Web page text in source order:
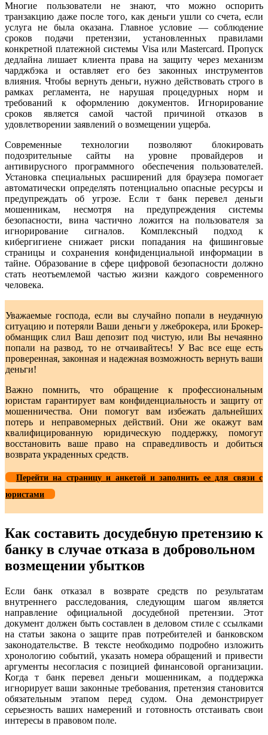
Многие пользователи не знают, что можно оспорить
транзакцию даже после того, как деньги ушли со счета, если
услуга не была оказана. Главное условие — соблюдение
сроков подачи претензии, установленных правилами
конкретной платежной системы Visa или Mastercard. Пропуск
дедлайна лишает клиента права на защиту через механизм
чарджбэка и оставляет его без законных инструментов
влияния. Чтобы вернуть деньги, нужно действовать строго в
рамках регламента, не нарушая процедурных норм и
требований к оформлению документов. Игнорирование
сроков является самой частой причиной отказов в
удовлетворении заявлений о возмещении ущерба.
Современные технологии позволяют блокировать
подозрительные сайты на уровне провайдеров и
антивирусного программного обеспечения пользователей.
Установка специальных расширений для браузера помогает
автоматически определять потенциально опасные ресурсы и
предупреждать об угрозе. Если т банк перевел деньги
мошенникам, несмотря на предупреждения системы
безопасности, вина частично ложится на пользователя за
игнорирование сигналов. Комплексный подход к
кибергигиене снижает риски попадания на фишинговые
страницы и сохранения конфиденциальной информации в
тайне. Образование в сфере цифровой безопасности должно
стать неотъемлемой частью жизни каждого современного
человека.
Уважаемые господа, если вы случайно попали в неудачную
ситуацию и потеряли Ваши деньги у лжеброкера, или Брокер-
обманщик слил Ваш депозит под чистую, или Вы нечаянно
попали на развод, то не отчаивайтесь! У Вас все еще есть
проверенная, законная и надежная возможность вернуть ваши
деньги!
Важно помнить, что обращение к профессиональным
юристам гарантирует вам конфиденциальность и защиту от
мошенничества. Они помогут вам избежать дальнейших
потерь и неправомерных действий. Они же окажут вам
квалифицированную юридическую поддержку, помогут
восстановить ваше право на справедливость и добиться
возврата украденных средств.
Перейти на страницу и анкетой и заполнить ее для связи с
юристами
Как составить досудебную претензию к
банку в случае отказа в добровольном
возмещении убытков
Если банк отказал в возврате средств по результатам
внутреннего расследования, следующим шагом является
направление официальной досудебной претензии. Этот
документ должен быть составлен в деловом стиле с ссылками
на статьи закона о защите прав потребителей и банковском
законодательстве. В тексте необходимо подробно изложить
хронологию событий, указать номера обращений и привести
аргументы несогласия с позицией финансовой организации.
Когда т банк перевел деньги мошенникам, а поддержка
игнорирует ваши законные требования, претензия становится
обязательным этапом перед судом. Она демонстрирует
серьезность ваших намерений и готовность отстаивать свои
интересы в правовом поле.